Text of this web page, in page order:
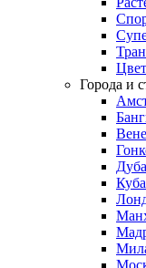
Города и
Куба